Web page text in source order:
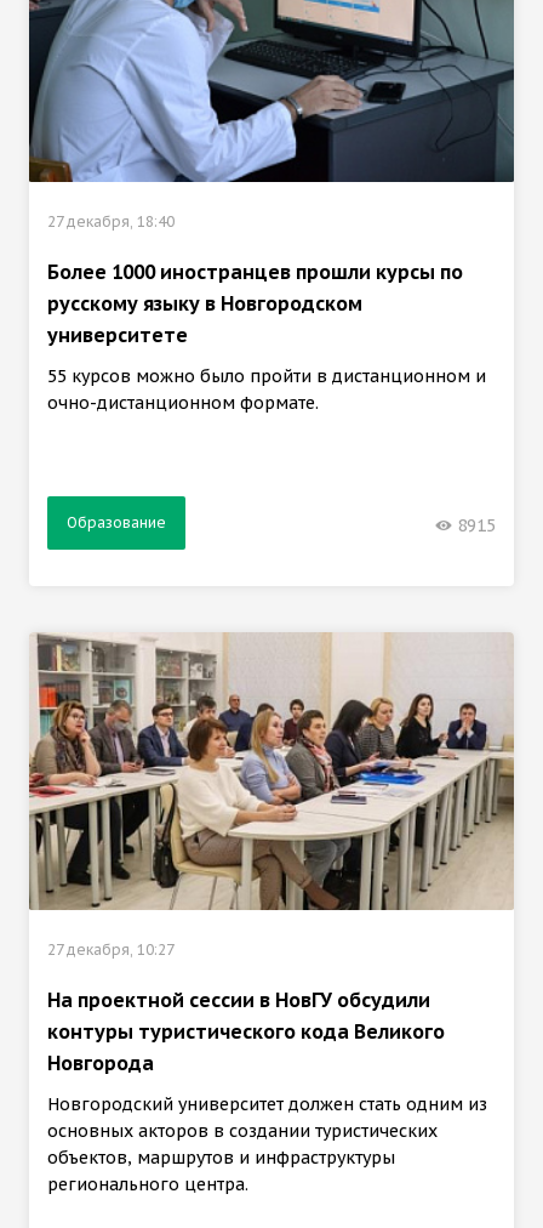
27 декабря, 18:40
Более 1000 иностранцев прошли курсы по
русскому языку в Новгородском
университете
55 курсов можно было пройти в дистанционном и
очно-дистанционном формате.
Образование 8915
27 декабря, 10:27
На проектной сессии в НовГУ обсудили
контуры туристического кода Великого
Новгорода
Новгородский университет должен стать одним из
основных акторов в создании туристических
объектов, маршрутов и инфраструктуры
регионального центра.